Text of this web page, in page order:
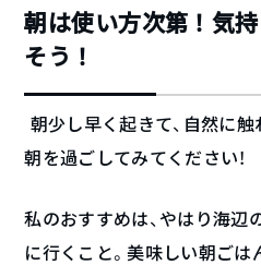
朝は使い方次第！気
そう！
朝少し早く起きて、自然に
朝を過ごしてみてください！
私のおすすめは、やはり海辺
に行くこと。美味しい朝ご